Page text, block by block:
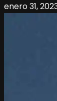
enero 31,